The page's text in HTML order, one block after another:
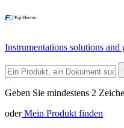
Instrumentations solutions and
Geben Sie mindestens 2
oderMein Produkt finden